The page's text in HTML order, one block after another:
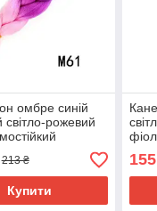
омбре синій
світло-рожевий
коса
60см вага
213 ₴
Купити
155